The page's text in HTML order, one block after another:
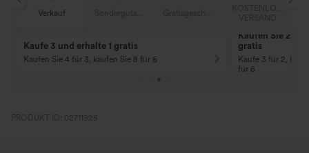
Verkauf
Kaufe 3 und erhalte 1 gratis
Kaufen Sie 4 für 3, kaufen Sie 8 für 6
Kaufen Sie 2
gratis
Kaufe 3 für 2,
für 6
PRODUKT ID: 02711925